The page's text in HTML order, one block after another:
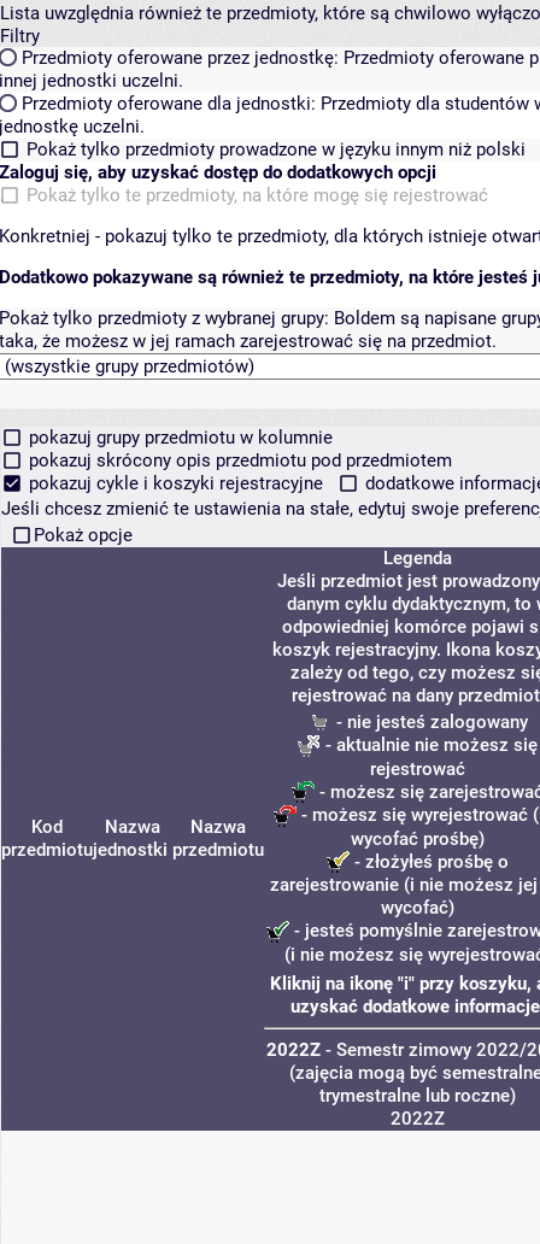
Lista uwzględnia również te przedmioty, które są chwilowo
Filtry
Przedmioty oferowane przez jednostkę: Przedmioty oferowane
innej jednostki uczelni.
Przedmioty oferowane dla jednostki: Przedmioty dla studentów
jednostkę uczelni.
Pokaż tylko przedmioty prowadzone w języku innym niż polski
Zaloguj się, aby uzyskać dostęp do dodatkowych opcji
Pokaż tylko te przedmioty, na które mogę się rejestrować
Konkretniej - pokazuj tylko te przedmioty, dla których istnieje
Dodatkowo pokazywane są również te przedmioty, na które jesteś
Pokaż tylko przedmioty z wybranej grupy: Boldem są napisane
taka, że możesz w jej ramach zarejestrować się na przedmiot.
pokazuj grupy przedmiotu w kolumnie
pokazuj skrócony opis przedmiotu pod przedmiotem
pokazuj cykle i koszyki rejestracyjne
dodatkowe
Jeśli chcesz zmienić te ustawienia na stałe, edytuj swoje
Pokaż opcje
Kod
przedmiotu
Nazwa
jednostki
Nazwa
przedmiotu
Legenda
Jeśli przedmiot jest
danym cyklu dydaktycznym, to
odpowiedniej komórce pojawi
koszyk rejestracyjny. Ikona
zależy od tego, czy możesz
rejestrować na dany
- nie jesteś zalogowany
- aktualnie nie możesz się
rejestrować
- możesz się
- możesz się wyrejestrować
wycofać prośbę)
- złożyłeś prośbę o
zarejestrowanie (i nie możesz
wycofać)
- jesteś pomyślnie
(i nie możesz się
Kliknij na ikonę "i" przy koszyku,
uzyskać dodatkowe
2022Z- Semestr zimowy 2022/
(zajęcia mogą być
trymestralne lub roczne)
2022Z